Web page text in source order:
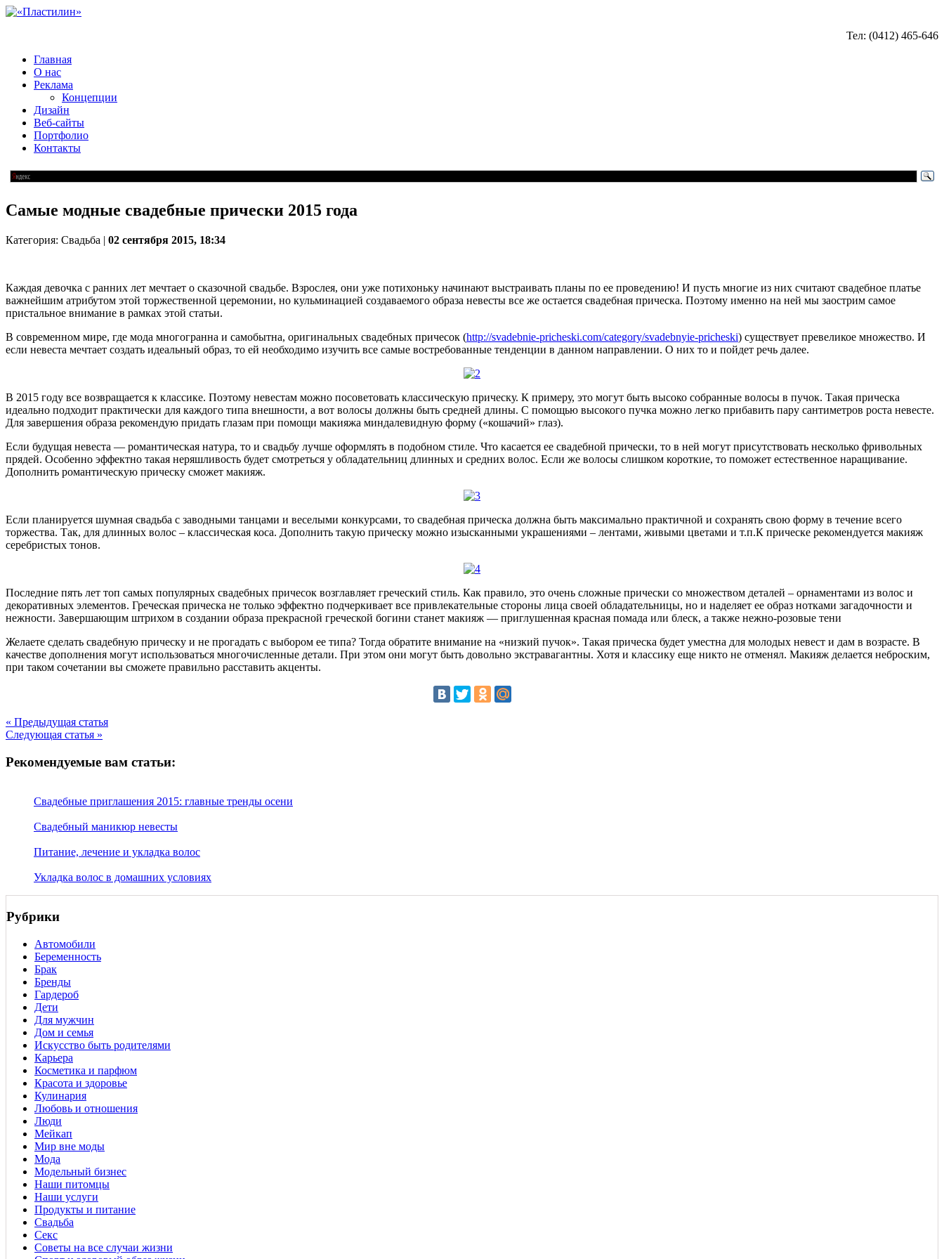
Тел: (0412) 465-646
Главная
О нас
Реклама
Концепции
Дизайн
Веб-сайты
Портфолио
Контакты
Самые модные свадебные прически 2015 года
Категория: Свадьба | 02 сентября 2015, 18:34
Каждая девочка с ранних лет мечтает о сказочной свадьбе. Взрослея, они уже потихоньку начинают выстраивать планы по ее проведению! И пусть многие из них считают свадебное платье
важнейшим атрибутом этой торжественной церемонии, но кульминацией создаваемого образа невесты все же остается свадебная прическа. Поэтому именно на ней мы заострим самое
пристальное внимание в рамках этой статьи.
В современном мире, где мода многогранна и самобытна, оригинальных свадебных причесок (http://svadebnie-pricheski.com/category/svadebnyie-pricheski) существует превеликое множество. И
если невеста мечтает создать идеальный образ, то ей необходимо изучить все самые востребованные тенденции в данном направлении. О них то и пойдет речь далее.
В 2015 году все возвращается к классике. Поэтому невестам можно посоветовать классическую прическу. К примеру, это могут быть высоко собранные волосы в пучок. Такая прическа
идеально подходит практически для каждого типа внешности, а вот волосы должны быть средней длины. С помощью высокого пучка можно легко прибавить пару сантиметров роста невесте.
Для завершения образа рекомендую придать глазам при помощи макияжа миндалевидную форму («кошачий» глаз).
Если будущая невеста — романтическая натура, то и свадьбу лучше оформлять в подобном стиле. Что касается ее свадебной прически, то в ней могут присутствовать несколько фривольных
прядей. Особенно эффектно такая неряшливость будет смотреться у обладательниц длинных и средних волос. Если же волосы слишком короткие, то поможет естественное наращивание.
Дополнить романтическую прическу сможет макияж.
Если планируется шумная свадьба с заводными танцами и веселыми конкурсами, то свадебная прическа должна быть максимально практичной и сохранять свою форму в течение всего
торжества. Так, для длинных волос – классическая коса. Дополнить такую прическу можно изысканными украшениями – лентами, живыми цветами и т.п.К прическе рекомендуется макияж
серебристых тонов.
Последние пять лет топ самых популярных свадебных причесок возглавляет греческий стиль. Как правило, это очень сложные прически со множеством деталей – орнаментами из волос и
декоративных элементов. Греческая прическа не только эффектно подчеркивает все привлекательные стороны лица своей обладательницы, но и наделяет ее образ нотками загадочности и
нежности. Завершающим штрихом в создании образа прекрасной греческой богини станет макияж — приглушенная красная помада или блеск, а также нежно-розовые тени
Желаете сделать свадебную прическу и не прогадать с выбором ее типа? Тогда обратите внимание на «низкий пучок». Такая прическа будет уместна для молодых невест и дам в возрасте. В
качестве дополнения могут использоваться многочисленные детали. При этом они могут быть довольно экстравагантны. Хотя и классику еще никто не отменял. Макияж делается неброским,
при таком сочетании вы сможете правильно расставить акценты.
« Предыдущая статья
Следующая статья »
Рекомендуемые вам статьи:
Свадебные приглашения 2015: главные тренды осени
Свадебный маникюр невесты
Питание, лечение и укладка волос
Укладка волос в домашних условиях
Рубрики
Автомобили
Беременность
Брак
Бренды
Гардероб
Дети
Для мужчин
Дом и семья
Искусство быть родителями
Карьера
Косметика и парфюм
Красота и здоровье
Кулинария
Любовь и отношения
Люди
Мейкап
Мир вне моды
Мода
Модельный бизнес
Наши питомцы
Наши услуги
Продукты и питание
Свадьба
Секс
Советы на все случаи жизни